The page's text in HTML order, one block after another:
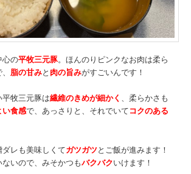
心の平牧三元豚。ほんのりピンクなお肉は柔ら
脂の甘みと 肉の旨みがすごいんです！
牧三元豚は繊維のきめが細かく 、柔らかさも
い食感で、あっさりと、それでいてコクのある
レも美味しくてガツガツとご飯が進みます！
いので、みそかつもバクバクいけます！